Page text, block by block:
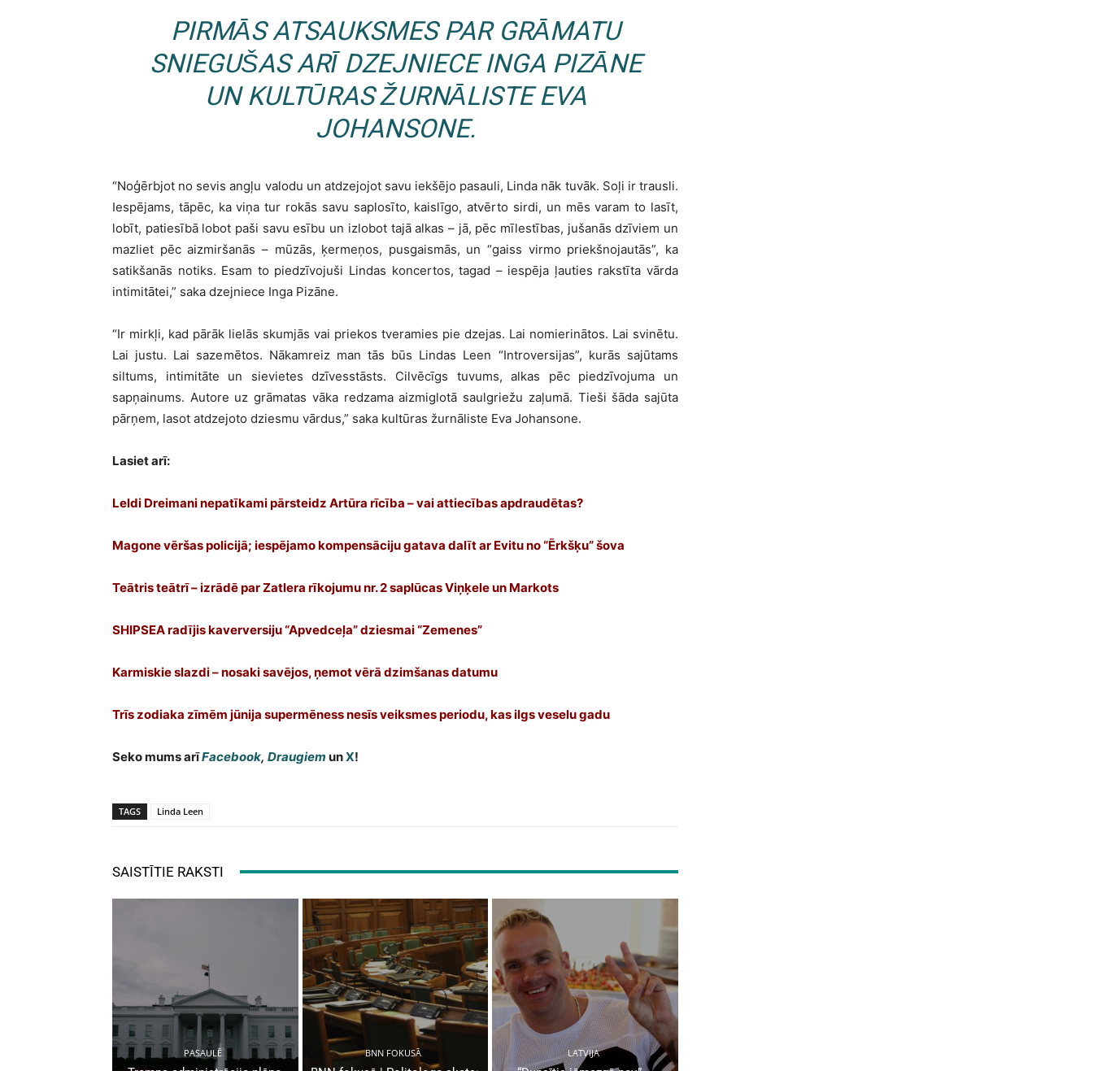
PIRMĀS ATSAUKSMES PAR GRĀMATU
SNIEGUŠAS ARĪ DZEJNIECE INGA PIZĀNE
UN KULTŪRAS ŽURNĀLISTE EVA
JOHANSONE.
“Noģērbjot no sevis angļu valodu un atdzejojot savu iekšējo pasauli, Linda nāk tuvāk. Soļi ir trausli.
Iespējams, tāpēc, ka viņa tur rokās savu saplosīto, kaislīgo, atvērto sirdi, un mēs varam to lasīt,
lobīt, patiesībā lobot paši savu esību un izlobot tajā alkas – jā, pēc mīlestības, jušanās dzīviem un
mazliet pēc aizmiršanās – mūzās, ķermeņos, pusgaismās, un “gaiss virmo priekšnojautās”, ka
satikšanās notiks. Esam to piedzīvojuši Lindas koncertos, tagad – iespēja ļauties rakstīta vārda
intimitātei,” saka dzejniece Inga Pizāne.
“Ir mirkļi, kad pārāk lielās skumjās vai priekos tveramies pie dzejas. Lai nomierinātos. Lai svinētu.
Lai justu. Lai sazemētos. Nākamreiz man tās būs Lindas Leen “Introversijas”, kurās sajūtams
siltums, intimitāte un sievietes dzīvesstāsts. Cilvēcīgs tuvums, alkas pēc piedzīvojuma un
sapņainums. Autore uz grāmatas vāka redzama aizmiglotā saulgriežu zaļumā. Tieši šāda sajūta
pārņem, lasot atdzejoto dziesmu vārdus,” saka kultūras žurnāliste Eva Johansone.
Lasiet arī:
Leldi Dreimani nepatīkami pārsteidz Artūra rīcība – vai attiecības apdraudētas?
Magone vēršas policijā; iespējamo kompensāciju gatava dalīt ar Evitu no “Ērkšķu” šova
Teātris teātrī – izrādē par Zatlera rīkojumu nr. 2 saplūcas Viņķele un Markots
SHIPSEA radījis kaverversiju “Apvedceļa” dziesmai “Zemenes”
Karmiskie slazdi – nosaki savējos, ņemot vērā dzimšanas datumu
Trīs zodiaka zīmēm jūnija supermēness nesīs veiksmes periodu, kas ilgs veselu gadu
Seko mums arīFacebook, Draugiem unX!
TAGS Linda Leen
SAISTĪTIE RAKSTI
PASAULĒ BNN FOKUSĀ LATVIJA